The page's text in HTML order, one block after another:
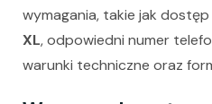
wymagania, takie jak
XL, odpowiedni numer
warunki techniczne oraz